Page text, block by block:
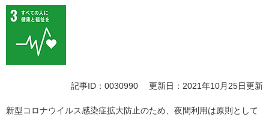
記事ID：0030990 更新日：2021年10月25日更新
新型コロナウイルス感染症拡大防止のため、夜間利用は原則として